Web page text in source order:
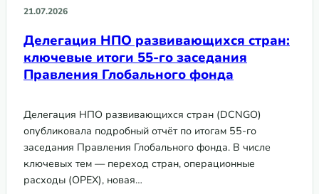
21.07.2026
Делегация НПО развивающихся стран:
ключевые итоги 55-го заседания
Правления Глобального фонда
Делегация НПО развивающихся стран (DCNGO)
опубликовала подробный отчёт по итогам 55-го
заседания Правления Глобального фонда. В числе
ключевых тем — переход стран, операционные
расходы (OPEX), новая…